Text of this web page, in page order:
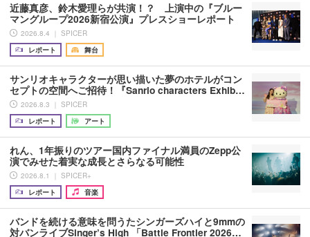
近藤真彦、鈴木愛理らが共演！？ 上演中の『ブルー
マングループ2026新宿公演』プレスショーレポート
2026.8.4 ｜ SPICER
レポート
舞台
サンリオキャラクターが思い描いた夢のホテルがコン
セプトの空間へご招待！『Sanrio characters Exhib…
2026.8.3 ｜ SPICER
レポート
アート
れん、1年振りのツアー国内ファイナル満員のZepp公
演でみせた着実な成長とさらなる可能性
2026.8.1 ｜ SPICER+
レポート
音楽
バンドを続ける意味を問うたシンガーズハイと9mmの
対バンライブSinger’s High 「Battle Frontier 2026…